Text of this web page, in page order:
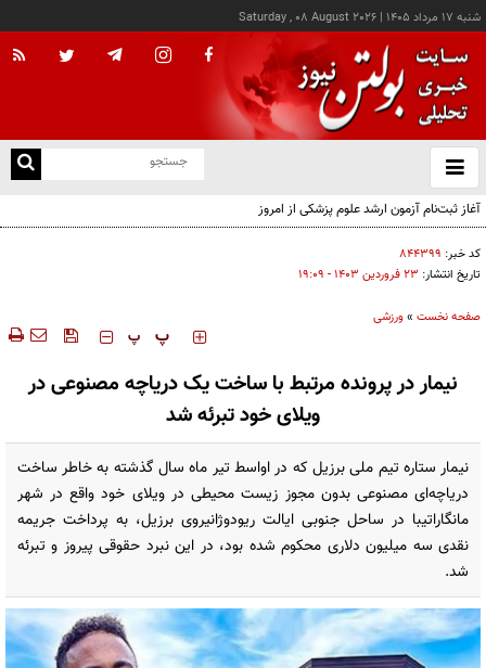
شنبه ۱۷ مرداد ۱۴۰۵ |
Saturday , 08 August 2026
باز
و
آغاز ثبت‌نام آزمون ارشد علوم پزشکی از امروز
کد خبر: ۸۴۴۳۹۹
تاریخ انتشار: ۲۳ فروردين ۱۴۰۳ - ۱۹:۰۹
صفحه نخست »ورزشی
‍‍‍ پ پ
نیمار در پرونده مرتبط با ساخت یک دریاچه مصنوعی در
ویلای خود تبرئه شد
نیمار ستاره تیم ملی برزیل که در اواسط تیر ماه سال گذشته به خاطر ساخت
دریاچه‌ای مصنوعی بدون مجوز زیست محیطی در ویلای خود واقع در شهر
مانگاراتیبا در ساحل جنوبی ایالت ریودوژانیروی برزیل، به پرداخت جریمه
نقدی سه میلیون دلاری محکوم شده بود، در این نبرد حقوقی پیروز و تبرئه
شد.